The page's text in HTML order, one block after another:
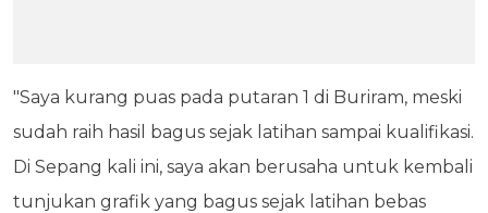
"Saya kurang puas pada putaran 1 di Buriram, meski
sudah raih hasil bagus sejak latihan sampai kualifikasi.
Di Sepang kali ini, saya akan berusaha untuk kembali
tunjukan grafik yang bagus sejak latihan bebas